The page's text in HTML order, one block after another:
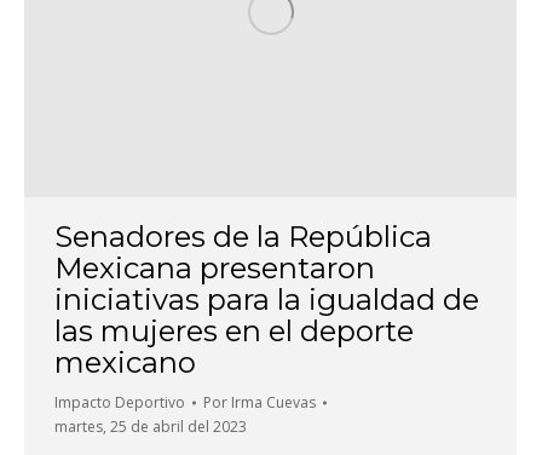
Senadores de la República
Mexicana presentaron
iniciativas para la igualdad de
las mujeres en el deporte
mexicano
Impacto Deportivo Por Irma Cuevas
martes, 25 de abril del 2023